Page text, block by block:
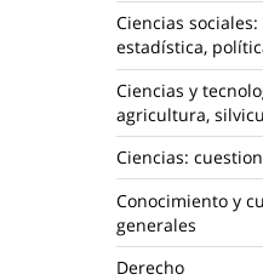
Ciencias
estadística,
Ciencias y
agricultura,
Ciencias:
Conocimiento y
generales
Derecho